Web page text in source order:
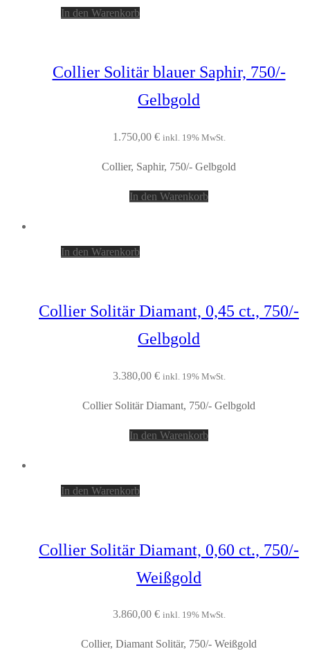
In den Warenkorb
Collier Solitär blauer Saphir, 750/-
Gelbgold
1.750,00 € inkl. 19% MwSt.
Collier, Saphir, 750/- Gelbgold
In den Warenkorb
In den Warenkorb
Collier Solitär Diamant, 0,45 ct., 750/-
Gelbgold
3.380,00 € inkl. 19% MwSt.
Collier Solitär Diamant, 750/- Gelbgold
In den Warenkorb
In den Warenkorb
Collier Solitär Diamant, 0,60 ct., 750/-
Weißgold
3.860,00 € inkl. 19% MwSt.
Collier, Diamant Solitär, 750/- Weißgold